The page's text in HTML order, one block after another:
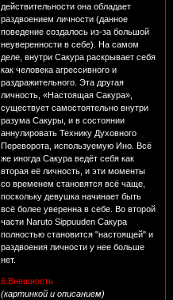
действительности она обладает
раздвоением личности (данное
поведение создалось из-за большой
неуверенности в себе). На самом
деле, внутри Сакура раскрывает себя
как человека агрессивного и
раздражительного. Эта другая
личность, «Настоящая Сакура»,
существует самостоятельно внутри
разума Сакуры, и в состоянии
аннулировать Технику Духовного
Переворота, используемую Ино. Всё
же иногда Сакура ведёт себя как
вторая её личность, и эти моменты
со временем становятся всё чаще,
поскольку девушка начинает быть
всё более уверенна в себе. Во второй
части Naruto Sippuuden Сакура
полностью становится "настоящей" и
раздвоения личности у нее больше
нет.
6.Внешность
(картинкой и описанием)